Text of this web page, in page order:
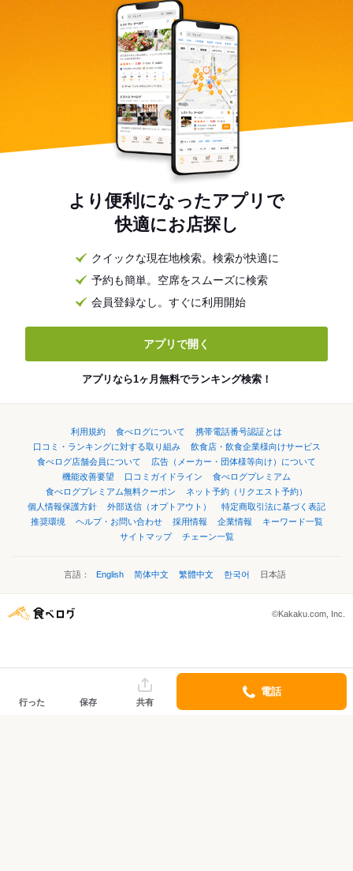
より便利になったアプリで
快適にお店探し
クイックな現在地検索。検索が快適に
予約も簡単。空席をスムーズに検索
会員登録なし。すぐに利用開始
アプリで開く
アプリなら1ヶ月無料でランキング検索！
利用規約 食べログについて
携帯電話番号認証とは
口コミ・ランキングに対する取り組み
飲食店・飲食企業様向けサービス
食べログ店舗会員について
広告（メーカー・団体様等向け）について
機能改善要望
口コミガイドライン
食べログプレミアム
食べログプレミアム無料クーポン
ネット予約（リクエスト予約）
個人情報保護方針
外部送信（オプトアウト）
特定商取引法に基づく表記
推奨環境
ヘルプ・お問い合わせ 採用情報 企業情報
キーワード一覧
サイトマップ
チェーン一覧
言語： English 简体中文 繁體中文 한국어 日本語
©Kakaku.com, Inc.
行った 保存 共有
電話